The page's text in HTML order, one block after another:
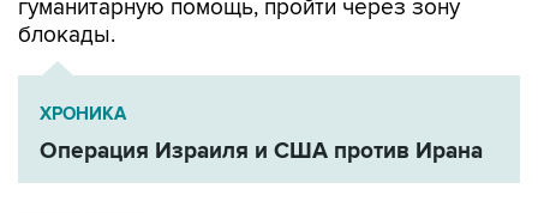
ХРОНИКА
Операция Израиля и США против Ирана
Иран США